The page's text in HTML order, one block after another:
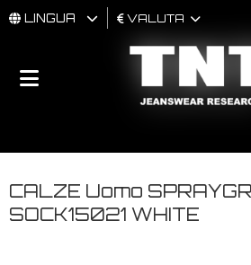
UOMO
BRAND
LINGUA VALUTA
CALZE Uomo
SOCK15021 WHITE